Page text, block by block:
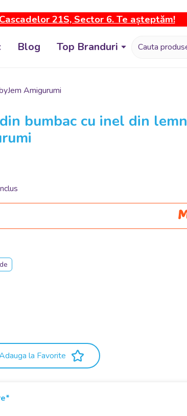
21S, Sector 6. Te așteptăm!
Blog Top Branduri
Amigurumi
bumbac cu inel din lemn
la Favorite